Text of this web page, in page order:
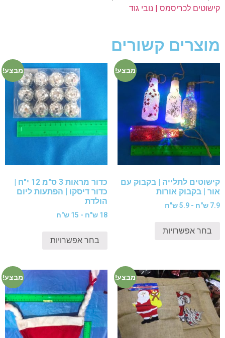
קישוטים לכריסמס | נובי גוד
מוצרים קשורים
מבצע!
קישוטים לתלייה | בקבוק עם
אור | בקבוק אורות
7.9 ש"ח - 5.9 ש"ח
בחר אפשרויות
מבצע!
כדור מראות 3 ס"מ 12 י"ח |
כדור דיסקו | הפתעות ליום
הולדת
18 ש"ח - 15 ש"ח
בחר אפשרויות
מבצע! מבצע!